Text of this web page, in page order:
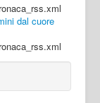
dal cuore